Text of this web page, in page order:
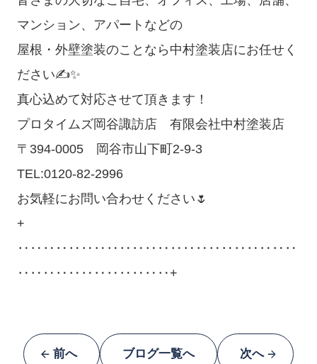
マンション、アパートなどの
屋根・外壁塗装のことなら中村塗装店にお任せく
ださい✍✨
真心込めて対応させて頂きます！
プロタイムズ岡谷諏訪店 有限会社中村塗装店
〒394-0005 岡谷市山下町2-9-3
TEL:0120-82-2996
お気軽にお問い合わせください🌷
+
‥‥‥‥‥‥‥‥‥‥‥‥‥‥‥‥‥‥‥‥‥‥
‥‥‥‥‥‥‥‥‥‥‥‥+
前へ ブログ一覧へ 次へ